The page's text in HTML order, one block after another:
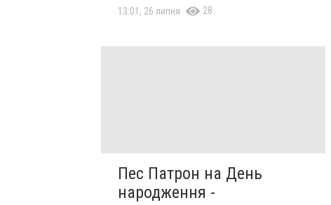
13:01, 26 липня 28
Пес Патрон на День
народження -